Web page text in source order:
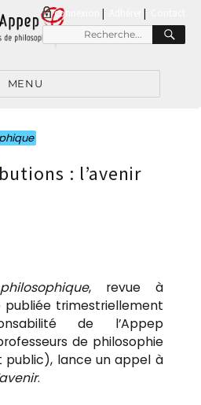
connexion |
MENU
: l’avenir
, revue à
trimestriellement
de l’Appep
de philosophie
public), lance un appel à
.